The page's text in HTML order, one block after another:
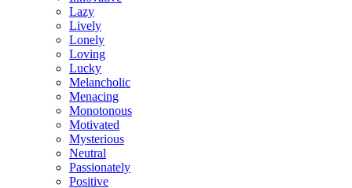
Lazy
Lively
Lonely
Loving
Lucky
Melancholic
Menacing
Monotonous
Motivated
Mysterious
Neutral
Passionately
Positive